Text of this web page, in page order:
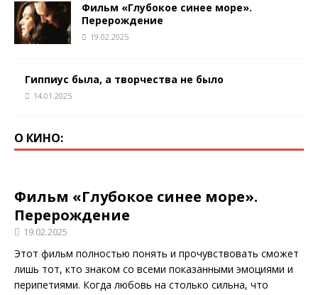
Фильм «Глубокое синее море».
Перерождение
19.02.2025
Гиппиус была, а творчества не было
14.01.2025
О КИНО:
Фильм «Глубокое синее море».
Перерождение
19.02.2025
Этот фильм полностью понять и прочувствовать сможет
лишь тот, кто знаком со всеми показанными эмоциями и
перипетиями. Когда любовь на столько сильна, что